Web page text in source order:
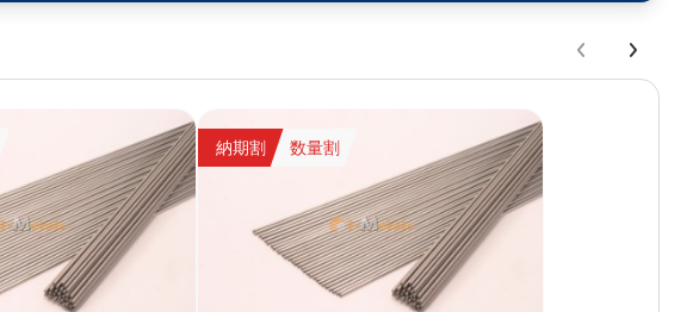
-.高性能電子部品（コンデンサ、コネクタなど）
＜化学・触媒用途＞
-. 反応触媒（石油精製、化学プロセス）
-. 高純度化学薬品の製造装置
＜航空宇宙・エネルギー分野＞
納期割 数量割